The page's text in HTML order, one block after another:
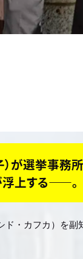
が選挙事務
浮上する――。
・カフカ）を